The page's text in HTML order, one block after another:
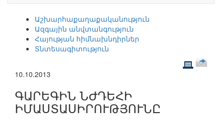
Աշխարհաքաղաքականություն
Ազգային անվտանգություն
Հայության հիմնախնդիրներ
Տնտեսագիտություն
10.10.2013
ԳԱՐԵԳԻՆ ՆԺԴԵՀԻ
ԻՄԱՍՏԱՍԻՐՈՒԹՅՈՒՆԸ